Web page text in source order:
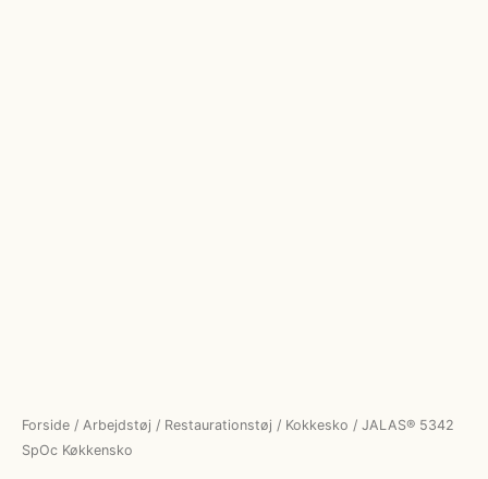
Forside / Arbejdstøj / Restaurationstøj / Kokkesko / JALAS® 5342
SpOc Køkkensko